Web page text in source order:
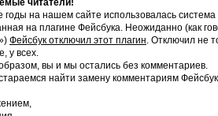
читатели!
годы на нашем сайте использовалась
на плагине Фейсбука. Неожиданно (как
Фейсбук отключил этот плагин. Отключил не
у всех.
вы и мы остались без комментариев.
найти замену комментариям